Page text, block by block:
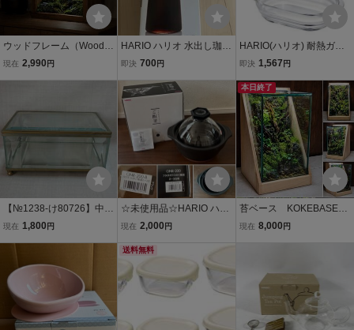
ウッドフレーム（WoodFr
ame） 30ｃｍガラスケ
現在 2,990 円
HARIO ハリオ 水出し珈琲
ポット 1000ml 赤 M
即決 700 円
HARIO(ハリオ) 耐熱ガラ
ス製グラタン皿 2個セッ
即決 1,567 円
【№1238-け80726】中古
品：ガラスケース 小物
現在 1,800 円
☆未使用品☆HARIO ハリ
オ☆フタがガラスのご飯
古焼☆耐熱ガラス☆日本
製☆
現在 2,000 円
本日終了
苔ベース KOKEBASE）
ガラスケース 150x150x
現在 8,000 円
送料無料